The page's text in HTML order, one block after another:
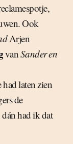
Ook
Arjen
vanSander en
laten zien
de
had ik dat